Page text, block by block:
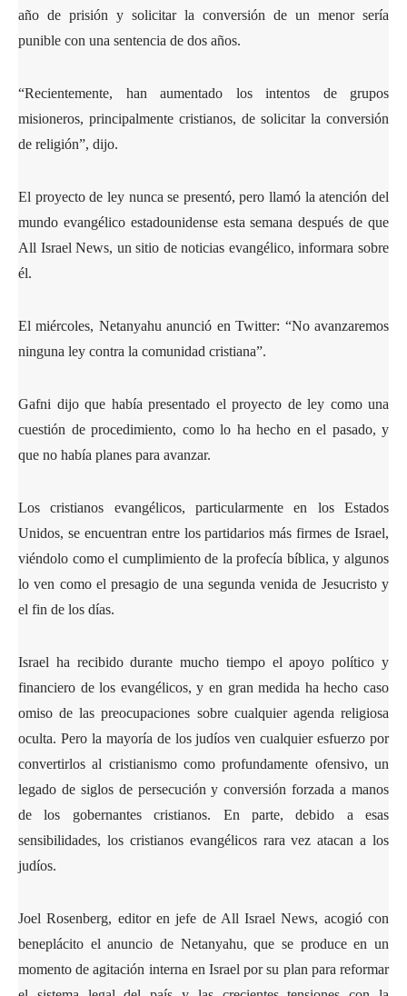
año de prisión y solicitar la conversión de un menor sería
punible con una sentencia de dos años.
“Recientemente, han aumentado los intentos de grupos
misioneros, principalmente cristianos, de solicitar la conversión
de religión”, dijo.
El proyecto de ley nunca se presentó, pero llamó la atención del
mundo evangélico estadounidense esta semana después de que
All Israel News, un sitio de noticias evangélico, informara sobre
él.
El miércoles, Netanyahu anunció en Twitter: “No avanzaremos
ninguna ley contra la comunidad cristiana”.
Gafni dijo que había presentado el proyecto de ley como una
cuestión de procedimiento, como lo ha hecho en el pasado, y
que no había planes para avanzar.
Los cristianos evangélicos, particularmente en los Estados
Unidos, se encuentran entre los partidarios más firmes de Israel,
viéndolo como el cumplimiento de la profecía bíblica, y algunos
lo ven como el presagio de una segunda venida de Jesucristo y
el fin de los días.
Israel ha recibido durante mucho tiempo el apoyo político y
financiero de los evangélicos, y en gran medida ha hecho caso
omiso de las preocupaciones sobre cualquier agenda religiosa
oculta. Pero la mayoría de los judíos ven cualquier esfuerzo por
convertirlos al cristianismo como profundamente ofensivo, un
legado de siglos de persecución y conversión forzada a manos
de los gobernantes cristianos. En parte, debido a esas
sensibilidades, los cristianos evangélicos rara vez atacan a los
judíos.
Joel Rosenberg, editor en jefe de All Israel News, acogió con
beneplácito el anuncio de Netanyahu, que se produce en un
momento de agitación interna en Israel por su plan para reformar